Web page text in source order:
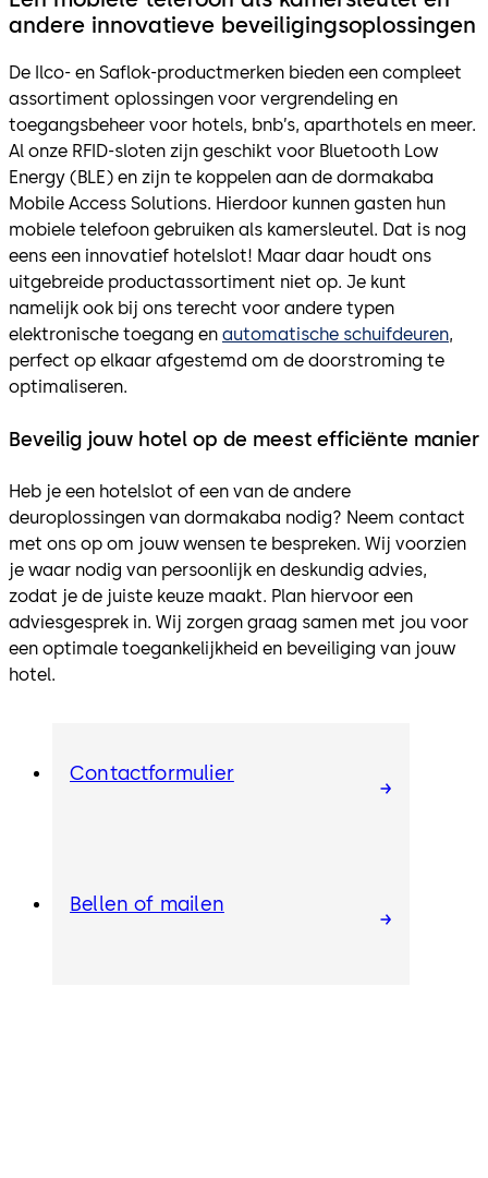
andere innovatieve beveiligingsoplossingen
De Ilco- en Saflok-productmerken bieden een compleet
assortiment oplossingen voor vergrendeling en
toegangsbeheer voor hotels, bnb’s, aparthotels en meer.
Al onze RFID-sloten zijn geschikt voor Bluetooth Low
Energy (BLE) en zijn te koppelen aan de dormakaba
Mobile Access Solutions. Hierdoor kunnen gasten hun
mobiele telefoon gebruiken als kamersleutel. Dat is nog
eens een innovatief hotelslot! Maar daar houdt ons
uitgebreide productassortiment niet op. Je kunt
namelijk ook bij ons terecht voor andere typen
elektronische toegang en automatische schuifdeuren,
perfect op elkaar afgestemd om de doorstroming te
optimaliseren.
Beveilig jouw hotel op de meest efficiënte manier
Heb je een hotelslot of een van de andere
deuroplossingen van dormakaba nodig? Neem contact
met ons op om jouw wensen te bespreken. Wij voorzien
je waar nodig van persoonlijk en deskundig advies,
zodat je de juiste keuze maakt. Plan hiervoor een
adviesgesprek in. Wij zorgen graag samen met jou voor
een optimale toegankelijkheid en beveiliging van jouw
hotel.
Contactformulier
Bellen of mailen